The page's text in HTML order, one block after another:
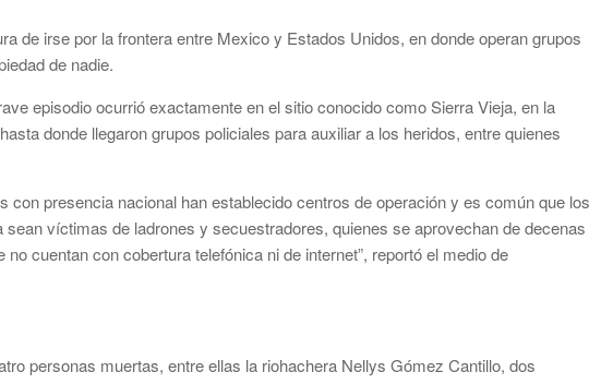
de irse por la frontera entre Mexico y Estados Unidos, en donde operan grupos
de nadie.
episodio ocurrió exactamente en el sitio conocido como Sierra Vieja, en la
donde llegaron grupos policiales para auxiliar a los heridos, entre quienes
con presencia nacional han establecido centros de operación y es común que los
víctimas de ladrones y secuestradores, quienes se aprovechan de decenas
cuentan con cobertura telefónica ni de internet”, reportó el medio de
personas muertas, entre ellas la riohachera Nellys Gómez Cantillo, dos